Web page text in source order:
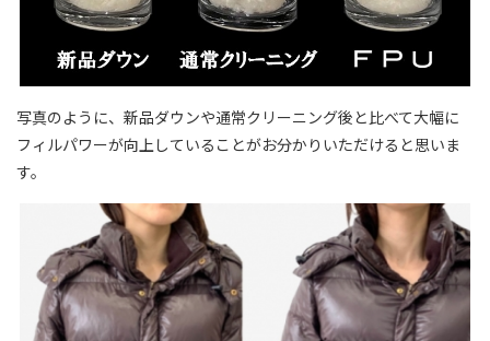
写真のように、新品ダウンや通常クリーニング後と比べて大幅に
フィルパワーが向上していることがお分かりいただけると思いま
す。